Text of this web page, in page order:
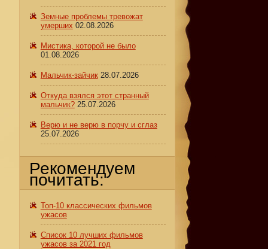
Земные проблемы тревожат
умерших 02.08.2026
Мистика, которой не было
01.08.2026
Мальчик-зайчик 28.07.2026
Откуда взялся этот странный
мальчик? 25.07.2026
Верю и не верю в порчу и сглаз
25.07.2026
Рекомендуем
почитать:
Топ-10 классических фильмов
ужасов
Список 10 лучших фильмов
ужасов за 2021 год